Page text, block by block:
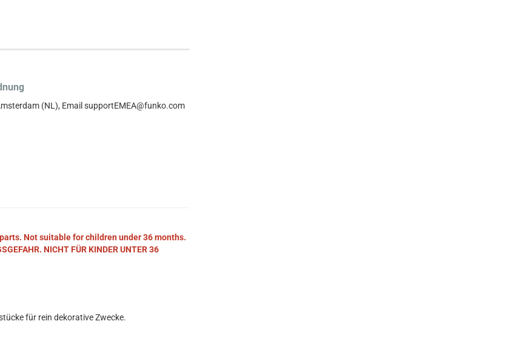
(NL), Email supportEMEA@funko.com
parts. Not suitable for children under 36 months.
NICHT FÜR KINDER UNTER 36
für rein dekorative Zwecke.